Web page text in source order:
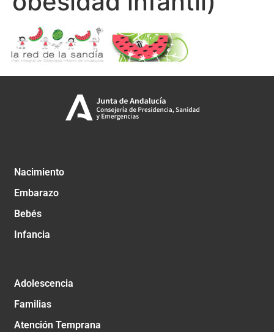
Nacimiento
Embarazo
Bebés
Infancia
Adolescencia
Familias
Atención Temprana